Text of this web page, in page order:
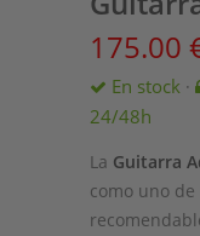
175.00
En stock ·
24/48h
La Guitarra
como uno